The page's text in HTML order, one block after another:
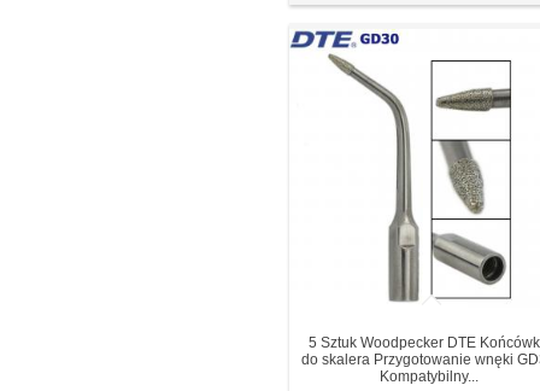
5 Sztuk Woodpecker DTE
do skalera Przygotowanie wnęki
Kompatybilny...